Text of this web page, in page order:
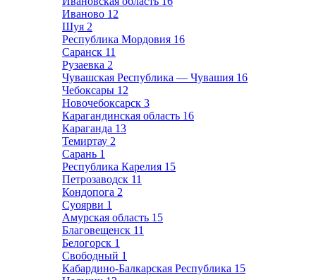
Иваново 12
Шуя 2
Республика Мордовия 16
Саранск 11
Рузаевка 2
Чувашская Республика — Чувашия 16
Чебоксары 12
Новочебоксарск 3
Карагандинская область 16
Караганда 13
Темиртау 2
Сарань 1
Республика Карелия 15
Петрозаводск 11
Кондопога 2
Суоярви 1
Амурская область 15
Благовещенск 11
Белогорск 1
Свободный 1
Кабардино-Балкарская Республика 15